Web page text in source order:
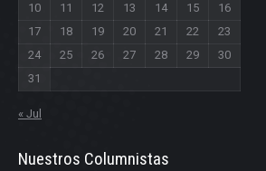
10
11 12 13 14 15
16
17
18 19 20 21 22
23
24
25 26 27 28 29
30
31
« Jul
Nuestros Columnistas